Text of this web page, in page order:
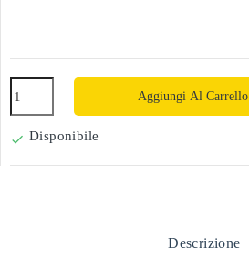
Aggiungi Al Carrello
 Disponibile
Descrizione